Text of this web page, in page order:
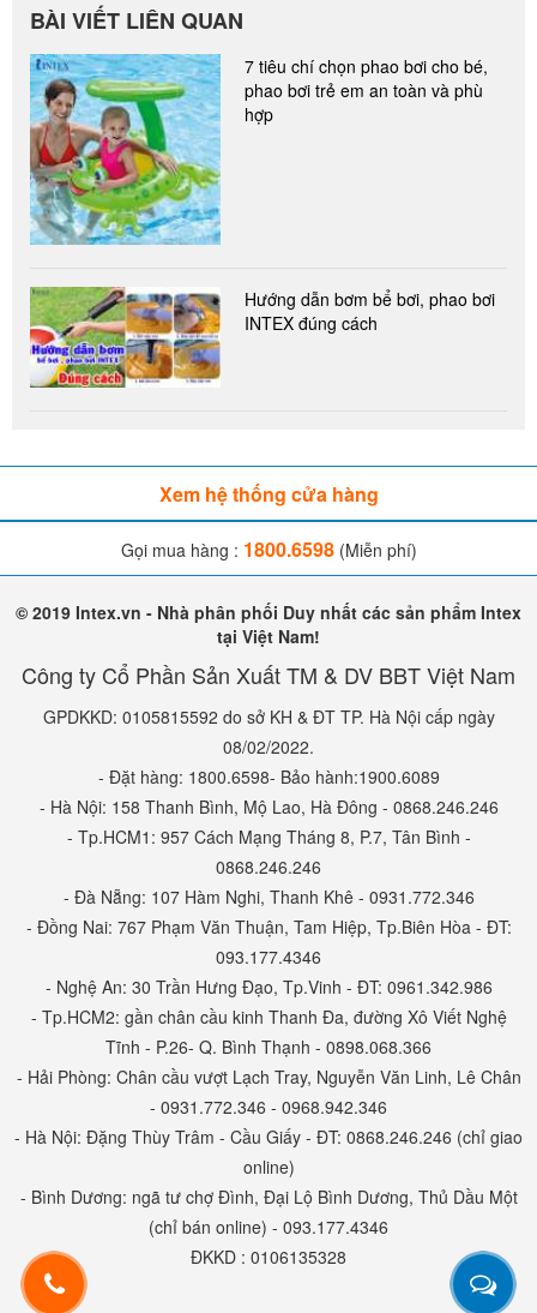
BÀI VIẾT LIÊN QUAN
7 tiêu chí chọn phao bơi cho bé,
phao bơi trẻ em an toàn và phù
hợp
Hướng dẫn bơm bể bơi, phao bơi
INTEX đúng cách
Xem hệ thống cửa hàng
Gọi mua hàng : 1800.6598(Miễn phí)
© 2019 Intex.vn - Nhà phân phối Duy nhất các sản phẩm Intex
tại Việt Nam!
Công ty Cổ Phần Sản Xuất TM & DV BBT Việt Nam
GPDKKD: 0105815592 do sở KH & ĐT TP. Hà Nội cấp ngày
08/02/2022.
- Đặt hàng: 1800.6598- Bảo hành:1900.6089
- Hà Nội: 158 Thanh Bình, Mộ Lao, Hà Đông - 0868.246.246
- Tp.HCM1: 957 Cách Mạng Tháng 8, P.7, Tân Bình -
0868.246.246
- Đà Nẵng: 107 Hàm Nghi, Thanh Khê - 0931.772.346
- Đồng Nai: 767 Phạm Văn Thuận, Tam Hiệp, Tp.Biên Hòa - ĐT:
093.177.4346
- Nghệ An: 30 Trần Hưng Đạo, Tp.Vinh - ĐT: 0961.342.986
- Tp.HCM2: gần chân cầu kinh Thanh Đa, đường Xô Viết Nghệ
Tĩnh - P.26- Q. Bình Thạnh - 0898.068.366
- Hải Phòng: Chân cầu vượt Lạch Tray, Nguyễn Văn Linh, Lê Chân
- 0931.772.346 - 0968.942.346
- Hà Nội: Đặng Thùy Trâm - Cầu Giấy - ĐT: 0868.246.246 (chỉ giao
online)
- Bình Dương: ngã tư chợ Đình, Đại Lộ Bình Dương, Thủ Dầu Một
(chỉ bán online) - 093.177.4346
ĐKKD : 0106135328